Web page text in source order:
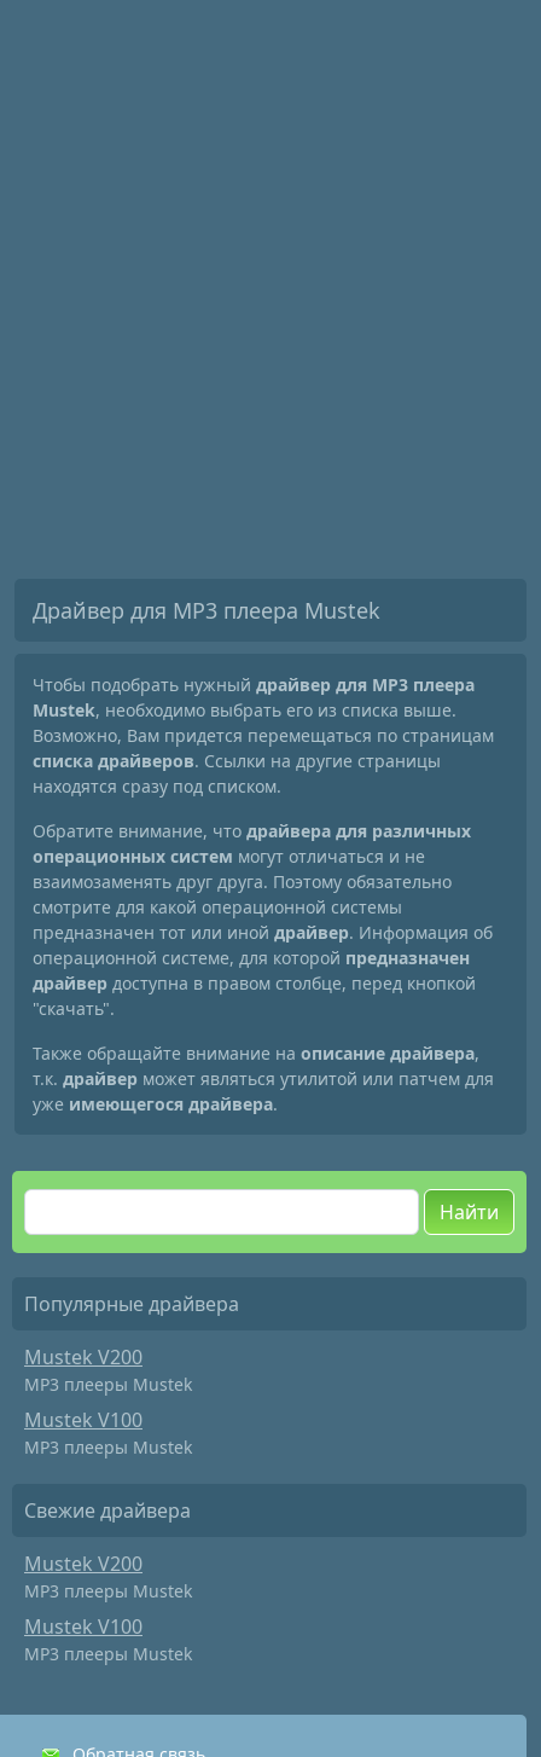
Драйвер для MP3 плеера Mustek
Чтобы подобрать нужный драйвер для MP3 плеера
Mustek, необходимо выбрать его из списка выше.
Возможно, Вам придется перемещаться по страницам
списка драйверов. Ссылки на другие страницы
находятся сразу под списком.
Обратите внимание, что драйвера для различных
операционных систем могут отличаться и не
взаимозаменять друг друга. Поэтому обязательно
смотрите для какой операционной системы
предназначен тот или иной драйвер. Информация об
операционной системе, для которой предназначен
драйвер доступна в правом столбце, перед кнопкой
"скачать".
Также обращайте внимание на описание драйвера,
т.к. драйвер может являться утилитой или патчем для
уже имеющегося драйвера.
Найти
Популярные драйвера
Mustek V200
MP3 плееры Mustek
Mustek V100
MP3 плееры Mustek
Свежие драйвера
Mustek V200
MP3 плееры Mustek
Mustek V100
MP3 плееры Mustek